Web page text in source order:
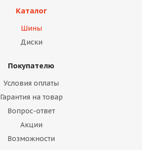
Каталог
Шины
Диски
Покупателю
Условия оплаты
Гарантия на товар
Вопрос-ответ
Акции
Возможности